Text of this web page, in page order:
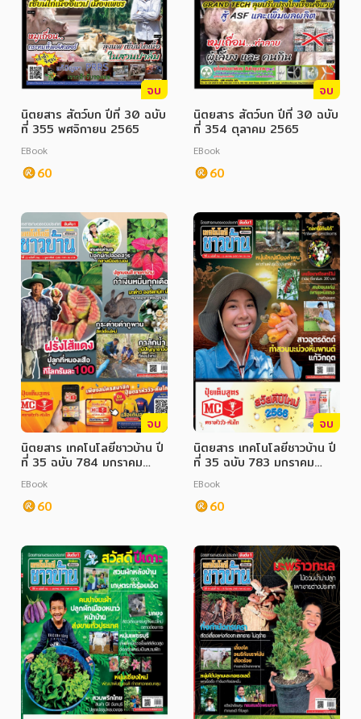
จบ
นิตยสาร สัตว์บก ปีที่ 30 ฉบับ
ที่ 355 พศจิกายน 2565
EBook
60
จบ
นิตยสาร สัตว์บก ปีที่ 30 ฉบับ
ที่ 354 ตุลาคม 2565
EBook
60
จบ
นิตยสาร เทคโนโลยีชาวบ้าน ปี
ที่ 35 ฉบับ 784 มกราคม
2566
EBook
60
จบ
นิตยสาร เทคโนโลยีชาวบ้าน ปี
ที่ 35 ฉบับ 783 มกราคม
2566
EBook
60